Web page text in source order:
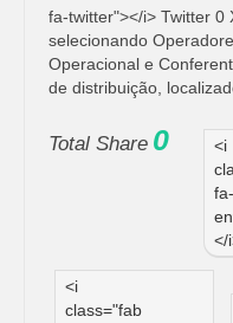
fa-twitter"></i> Twitter 0
selecionando
Operacional e
de distribuição,
Total Share 0
<i
fa-
</
<i
class="fab